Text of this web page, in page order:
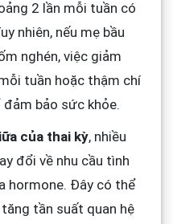
2 lần mỗi tuần có
nhiên, nếu mẹ bầu
nghén, việc giảm
tuần hoặc thậm chí
bảo sức khỏe.
của thai kỳ, nhiều
đổi về nhu cầu tình
hormone. Đây có thể
tần suất quan hệ